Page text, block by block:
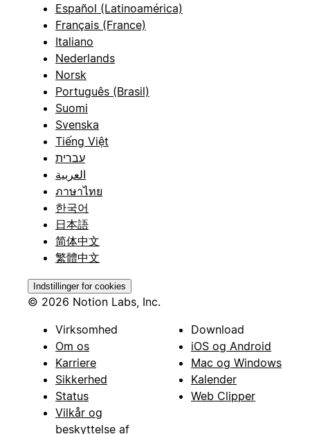
Español (Latinoamérica)
Français (France)
Italiano
Nederlands
Norsk
Português (Brasil)
Suomi
Svenska
Tiếng Việt
עברית
العربية
ภาษาไทย
한국어
日本語
简体中文
繁體中文
Indstillinger for cookies
© 2026 Notion Labs, Inc.
Virksomhed
Om os
Karriere
Sikkerhed
Status
Vilkår og
beskyttelse af
Download
iOS og Android
Mac og Windows
Kalender
Web Clipper